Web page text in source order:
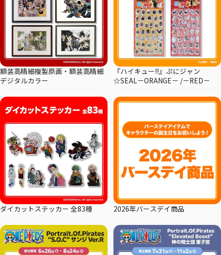
額装高精細複製原画・額装高精細
デジタルカラー
『ハイキュー!!』ぷにジャン
☆SEAL－ORANGE－ /－RED－
ダイカットステッカー 全83種 2026年バースデイ商品